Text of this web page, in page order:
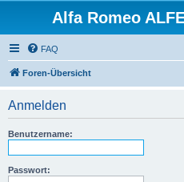
Alfa Romeo
FAQ
Foren-Übersicht
Anmelden
Benutzername:
Passwort: